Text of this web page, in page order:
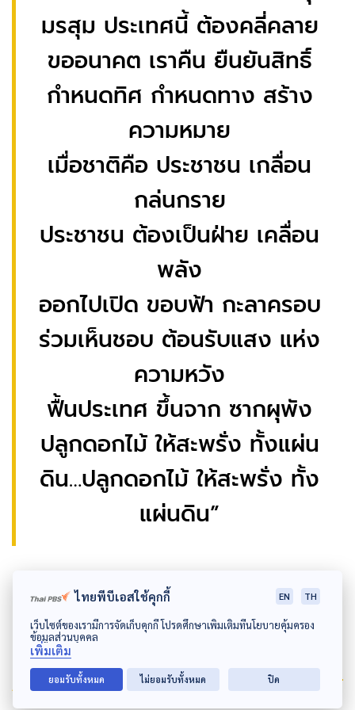
มรสุม ประเทศนี้ ต้องคลี่คลาย
ขออนาคต เราคืน ยืนยันสิทธิ์
กำหนดทิศ กำหนดทาง สร้าง
ความหมาย
เมื่อชาติคือ ประชาชน เกลื่อน
กล่นกราย
ประชาชน ต้องเป็นฝ่าย เคลื่อน
พลัง
ออกไปเปิด ขอบฟ้า กะลาครอบ
ร่วมเห็นชอบ ต้อนรับแสง แห่ง
ความหวัง
ฟื้นประเทศ ขึ้นจาก ซากผุพัง
ปลูกดอกไม้ ให้สะพรั่ง ทั้งแผ่น
ดิน…ปลูกดอกไม้ ให้สะพรั่ง ทั้ง
แผ่นดิน”
Author
ไทยพีบีเอสใช้คุกกี้ EN TH
เว็บไซต์ของเรามีการจัดเก็บคุกกี้ โปรดศึกษาเพิ่มเติมที่นโยบายคุ้มครอง
ข้อมูลส่วนบุคคล
เพิ่มเติม
ยอมรับทั้งหมด ไม่ยอมรับทั้งหมด ปิด